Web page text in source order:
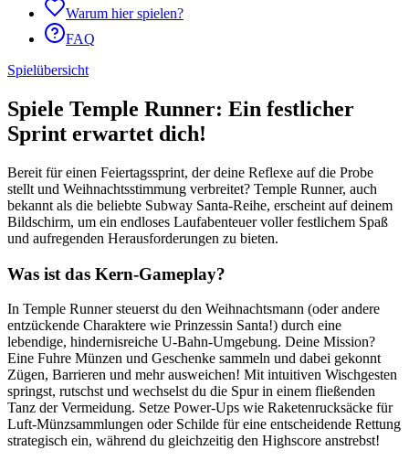
Warum hier spielen?
FAQ
Spielübersicht
Spiele Temple Runner: Ein festlicher
Sprint erwartet dich!
Bereit für einen Feiertagssprint, der deine Reflexe auf die Probe
stellt und Weihnachtsstimmung verbreitet? Temple Runner, auch
bekannt als die beliebte Subway Santa-Reihe, erscheint auf deinem
Bildschirm, um ein endloses Laufabenteuer voller festlichem Spaß
und aufregenden Herausforderungen zu bieten.
Was ist das Kern-Gameplay?
In Temple Runner steuerst du den Weihnachtsmann (oder andere
entzückende Charaktere wie Prinzessin Santa!) durch eine
lebendige, hindernisreiche U-Bahn-Umgebung. Deine Mission?
Eine Fuhre Münzen und Geschenke sammeln und dabei gekonnt
Zügen, Barrieren und mehr ausweichen! Mit intuitiven Wischgesten
springst, rutschst und wechselst du die Spur in einem fließenden
Tanz der Vermeidung. Setze Power-Ups wie Raketenrucksäcke für
Luft-Münzsammlungen oder Schilde für eine entscheidende Rettung
strategisch ein, während du gleichzeitig den Highscore anstrebst!